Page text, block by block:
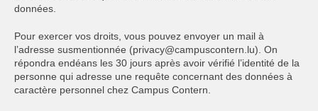
données.
Pour exercer vos droits, vous pouvez envoyer un mail à
l’adresse susmentionnée (privacy@campuscontern.lu). On
répondra endéans les 30 jours après avoir vérifié l’identité de la
personne qui adresse une requête concernant des données à
caractère personnel chez Campus Contern.